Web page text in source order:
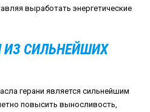
выработать энергетические
СИЛЬНЕЙШИХ
герани является сильнейшим
повысить выносливость,